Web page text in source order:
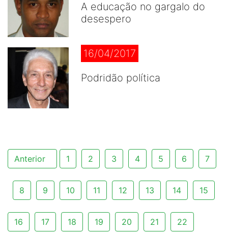
A educação no gargalo do
desespero
16/04/2017
Podridão política
Anterior 1 2 3 4 5 6 7
8 9 10 11 12 13 14 15
16 17 18 19 20 21 22